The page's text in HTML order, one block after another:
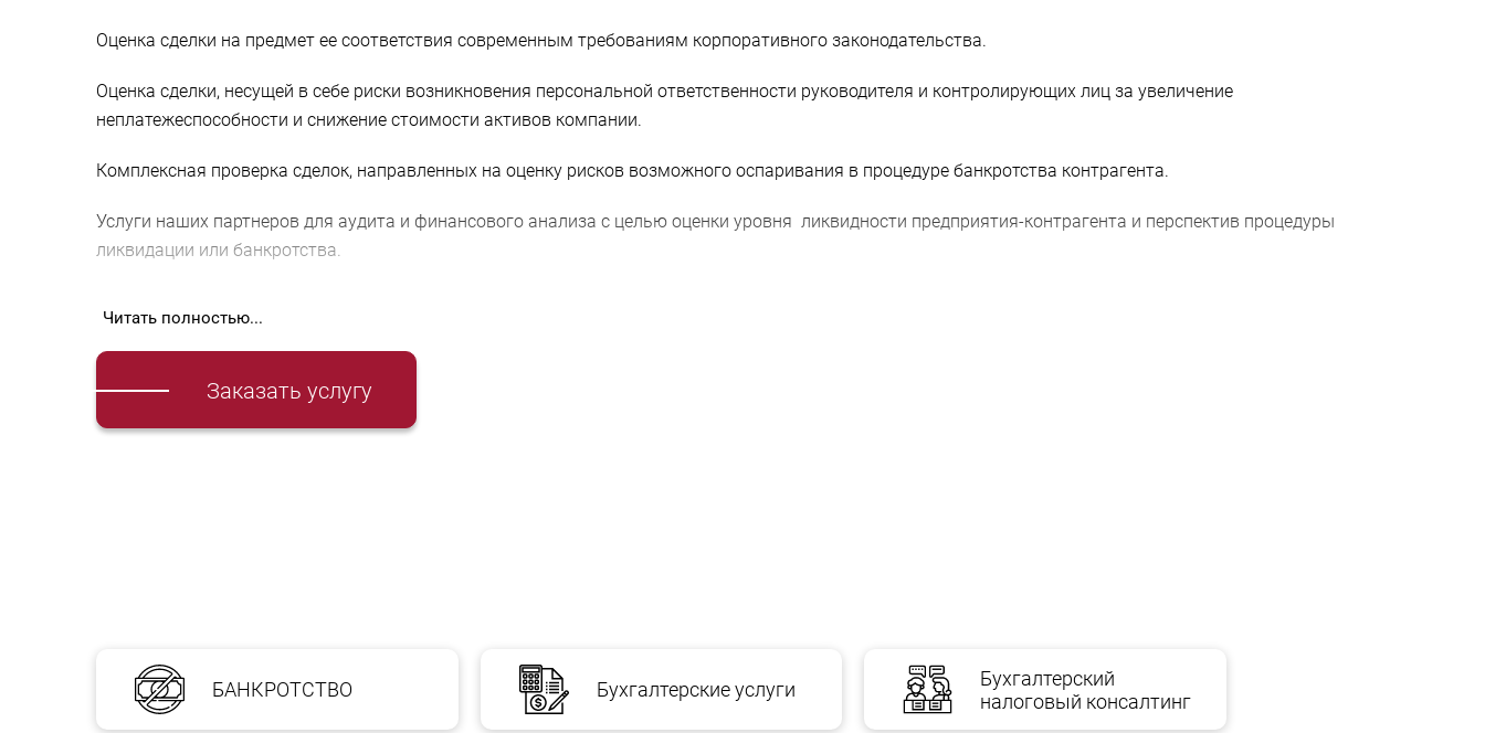
Оценка сделки на предмет ее соответствия современным требованиям корпоративного законодательства.
Оценка сделки, несущей в себе риски возникновения персональной ответственности руководителя и контролирующих лиц за увеличение
неплатежеспособности и снижение стоимости активов компании.
Комплексная проверка сделок, направленных на оценку рисков возможного оспаривания в процедуре банкротства контрагента.
Услуги наших партнеров для аудита и финансового анализа с целью оценки уровня ликвидности предприятия-контрагента и перспектив процедуры
ликвидации или банкротства.
Основные риски при банкротстве контрагента:
В ходе процедуры банкротства контрагента, на основании заявления конкурсного управляющего или кредитора, сделка может быть расторгнута,
Читать полностью...
Заказать услугу
БАНКРОТСТВО Бухгалтерские услуги
Бухгалтерский
налоговый консалтинг